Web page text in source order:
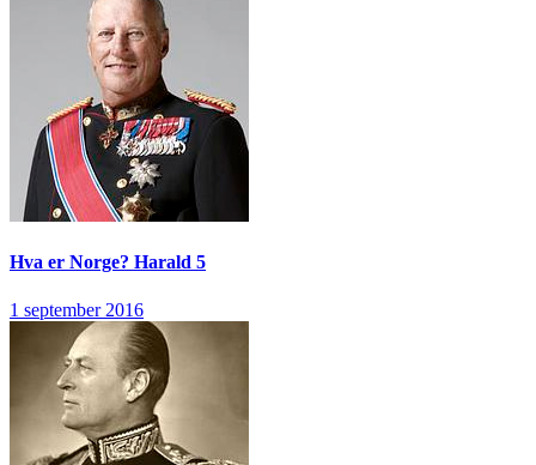
Hva er Norge? Harald 5
1 september 2016